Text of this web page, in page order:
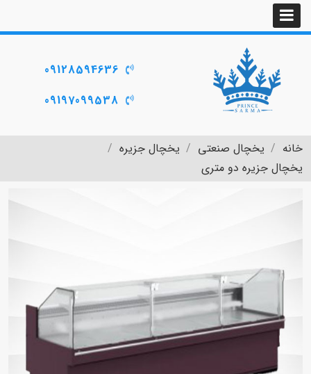
09128594636
09197099538
خانه یخچال صنعتی
یخچال جزیره
یخچال جزیره دو متری